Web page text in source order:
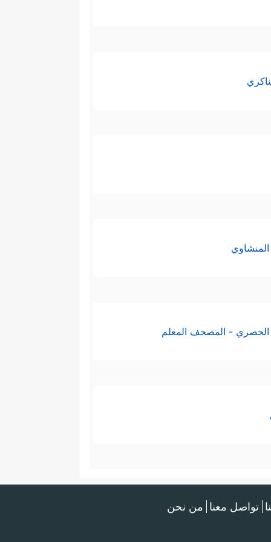
الحصري - المصحف المعلم
تواصل معنا من نحن